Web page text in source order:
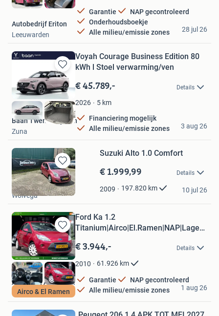
Garantie
NAP gecontroleerd
Onderhoudsboekje
Alle milieu/emissie zones
Autobedrijf Eriton
Leeuwarden
28 jul 26
Bewaren
in
Mijn
Favorieten
Voyah Courage Business Edition 80
kWh l Stoel verwarming/ven
€ 45.789,- Details
2026 5 km
Financiering mogelijk
Alle milieu/emissie zones
Baan Twente Rijssen
Zuna
3 aug 26
Bewaren
in
Mijn
Favorieten
Suzuki Alto 1.0 Comfort
€ 1.999,99 Details
2009 197.820 km
bosman autos
Wolvega
10 jul 26
Bewaren
in
Mijn
Favorieten
Airco & El Ramen
Ford Ka 1.2
Titanium|Airco|El.Ramen|NAP|Lage
€ 3.944,- Details
2010 61.926 km
Garantie
NAP gecontroleerd
Alle milieu/emissie zones
Adequaat Auto's B.V.
Ter Aar
1 aug 26